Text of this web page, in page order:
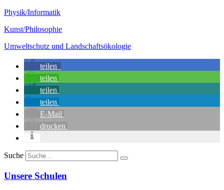
Physik/Informatik
Kunst/Philosophie
Umweltschutz und Landschaftsökologie
teilen
teilen
teilen
teilen
E-Mail
drucken
Suche
Unsere Schulen